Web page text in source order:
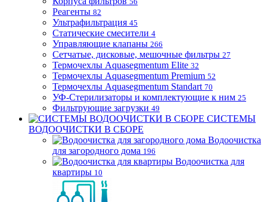
Реагенты 82
Ультрафильтрация 45
Статические смесители 4
Управляющие клапаны 266
Сетчатые, дисковые, мешочные фильтры 27
Термочехлы Aquasegmentum Elite 32
Термочехлы Aquasegmentum Premium 52
Термочехлы Aquasegmentum Standart 70
УФ-Стерилизаторы и комплектующие к ним 25
Фильтрующие загрузки 49
СИСТЕМЫ
ВОДООЧИСТКИ В СБОРЕ
Водоочистка
для загородного дома 196
Водоочистка для
квартиры 10